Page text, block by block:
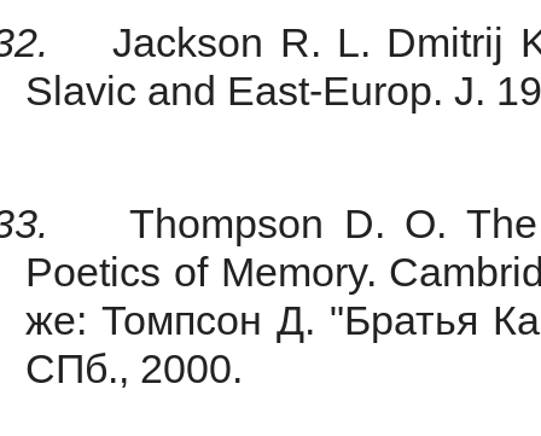
Jackson R. L. Dmitrij
Slavic and East-Europ. J.
Thompson D. O.
Poetics of Memory.
же: Томпсон Д. "Братья
СПб., 2000.